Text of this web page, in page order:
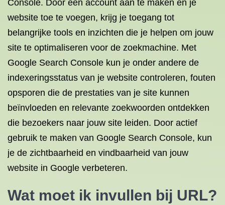
Console. Door een account aan te maken en je
website toe te voegen, krijg je toegang tot
belangrijke tools en inzichten die je helpen om jouw
site te optimaliseren voor de zoekmachine. Met
Google Search Console kun je onder andere de
indexeringsstatus van je website controleren, fouten
opsporen die de prestaties van je site kunnen
beïnvloeden en relevante zoekwoorden ontdekken
die bezoekers naar jouw site leiden. Door actief
gebruik te maken van Google Search Console, kun
je de zichtbaarheid en vindbaarheid van jouw
website in Google verbeteren.
Wat moet ik invullen bij URL?